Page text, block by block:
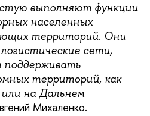
выполняют функции
населенных
территорий. Они
сети,
территорий, как
на Дальнем
Михаленко.